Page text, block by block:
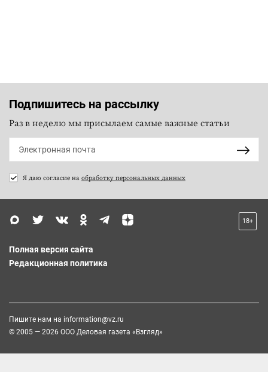
Подпишитесь на рассылку
Раз в неделю мы присылаем самые важные статьи
Я даю согласие на обработку персональных данных
18+
Полная версия сайта
Редакционная политика
Пишите нам на information@vz.ru
© 2005 — 2026 ООО Деловая газета «Взгляд»